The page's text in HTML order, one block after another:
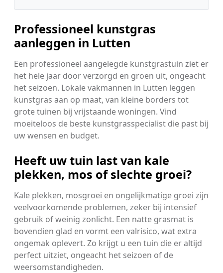
Professioneel kunstgras
aanleggen in Lutten
Een professioneel aangelegde kunstgrastuin ziet er
het hele jaar door verzorgd en groen uit, ongeacht
het seizoen. Lokale vakmannen in Lutten leggen
kunstgras aan op maat, van kleine borders tot
grote tuinen bij vrijstaande woningen. Vind
moeiteloos de beste kunstgrasspecialist die past bij
uw wensen en budget.
Heeft uw tuin last van kale
plekken, mos of slechte groei?
Kale plekken, mosgroei en ongelijkmatige groei zijn
veelvoorkomende problemen, zeker bij intensief
gebruik of weinig zonlicht. Een natte grasmat is
bovendien glad en vormt een valrisico, wat extra
ongemak oplevert. Zo krijgt u een tuin die er altijd
perfect uitziet, ongeacht het seizoen of de
weersomstandigheden.